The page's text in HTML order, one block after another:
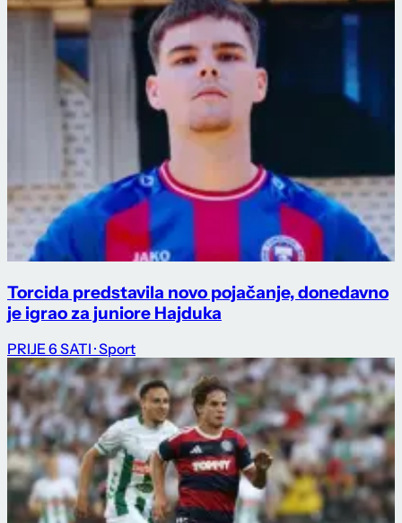
Torcida predstavila novo pojačanje, donedavno
je igrao za juniore Hajduka
PRIJE 6 SATI · Sport